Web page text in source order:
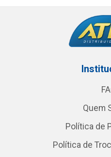
Quem
Política de
Política de